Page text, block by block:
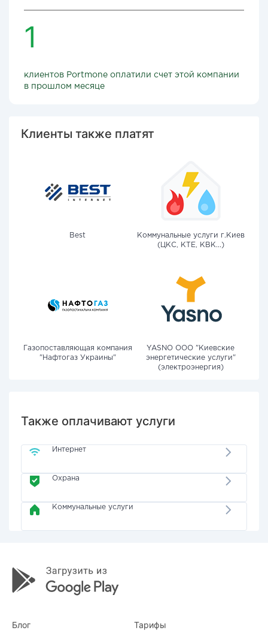
1
клиентов Portmone оплатили счет этой компании
в прошлом месяце
Клиенты также платят
Best
Коммунальные услуги г.Киев
(ЦКС, КТЕ, КВК...)
Газопоставляющая компания
"Нафтогаз Украины"
YASNO OOO "Киевские
энергетические услуги"
(электроэнергия)
Также оплачивают услуги
Интернет
Охрана
Коммунальные услуги
Блог Тарифы